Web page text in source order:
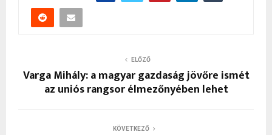
ELŐZŐ
Varga Mihály: a magyar gazdaság jövőre ismét
az uniós rangsor élmezőnyében lehet
KÖVETKEZŐ